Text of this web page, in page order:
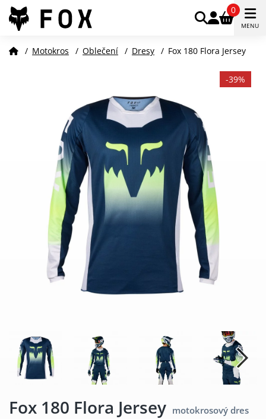
0
MENU
/ Motokros / Oblečení / Dresy / Fox 180 Flora Jersey
-39%
Fox 180 Flora Jersey motokrosový dres